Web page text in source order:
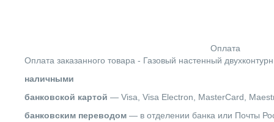
Оплата
Оплата заказанного товара - Газовый настенный
наличными
банковской картой — Visa, Visa Electron, MasterCard,
банковским переводом — в отделении банка или Почты